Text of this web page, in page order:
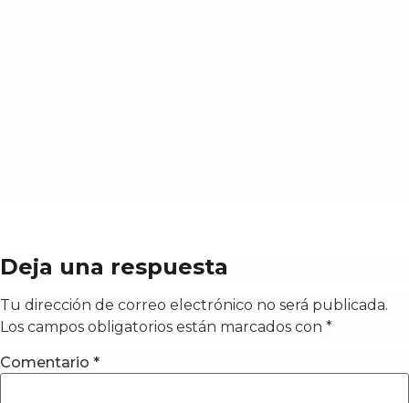
Deja una respuesta
Tu dirección de correo electrónico no será publicada.
Los campos obligatorios están marcados con *
Comentario *